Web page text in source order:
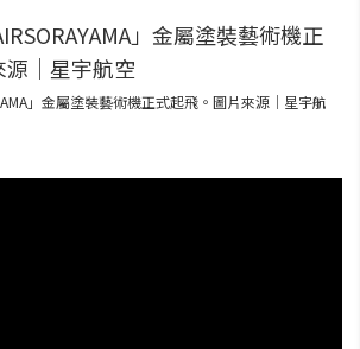
」金屬塗裝藝術機正式起飛。圖片來源｜星宇航